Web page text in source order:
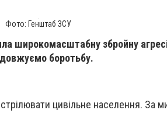
Фото: Генштаб ЗСУ
широкомасштабну збройну
боротьбу.
цивільне населення. За